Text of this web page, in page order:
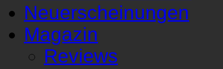
Neuerscheinungen
Magazin
Reviews